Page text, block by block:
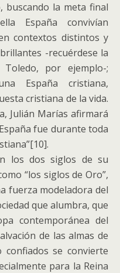
la meta final
España convivían
contextos distintos y
-recuérdese la
por ejemplo-;
España cristiana,
cristiana de la vida.
Julián Marías afirmará
fue durante toda
los dos siglos de su
“los siglos de Oro”,
fuerza modeladora del
que alumbra, que
contemporánea del
de las almas de
se convierte
para la Reina